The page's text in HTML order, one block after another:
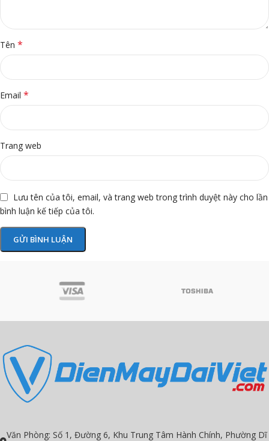
Tên *
Email *
Trang web
Lưu tên của tôi, email, và trang web trong trình duyệt này cho lần
bình luận kế tiếp của tôi.
Văn Phòng: Số 1, Đường 6, Khu Trung Tâm Hành Chính, Phường Dĩ